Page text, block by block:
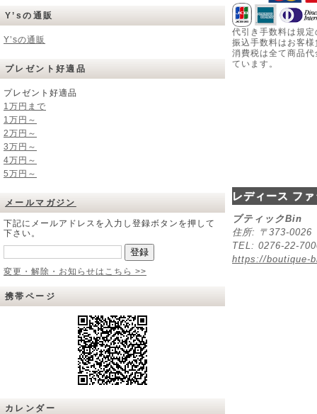
Y’sの通販
Y’sの通販
プレゼント好適品
プレゼント好適品
1万円まで
1万円～
2万円～
3万円～
4万円～
5万円～
メールマガジン
下記にメールアドレスを入力し登録ボタンを押して
下さい。
変更・解除・お知らせはこちら >>
携帯ページ
カレンダー
代引き手数料は規
振込手数料はお客
消費税は全て商品
ています。
レディース フ
ブティックBin
住所: 〒373-
TEL: 0276-22-
https://boutique-